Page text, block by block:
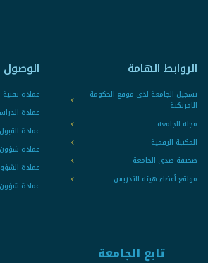
الروابط الهامة
تسجيل الجامعة لدى موقع الحكومة
الامريكية
مجلة الجامعة
المكتبة الرقمية
صحيفة صدى الجامعة
مواقع أعضاء هيئة التدريس
الوصول
عمادة تقنية
عمادة
عمادة
عمادة
عمادة
عمادة
تابع الجامعة